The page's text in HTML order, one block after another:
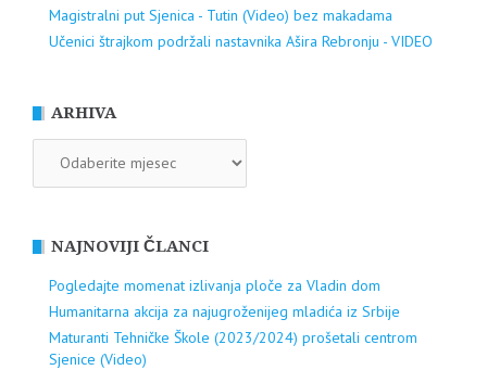
Magistralni put Sjenica - Tutin (Video) bez makadama
Učenici štrajkom podržali nastavnika Ašira Rebronju - VIDEO
ARHIVA
NAJNOVIJI ČLANCI
Pogledajte momenat izlivanja ploče za Vladin dom
Humanitarna akcija za najugroženijeg mladića iz Srbije
Maturanti Tehničke Škole (2023/2024) prošetali centrom
Sjenice (Video)